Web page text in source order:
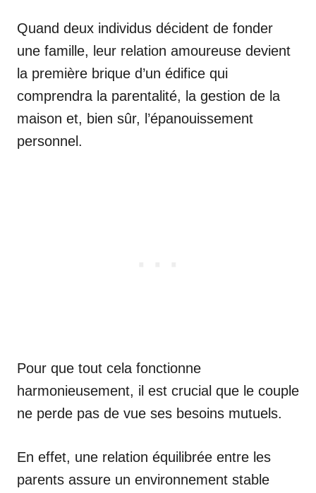
Quand deux individus décident de fonder
une famille, leur relation amoureuse devient
la première brique d’un édifice qui
comprendra la parentalité, la gestion de la
maison et, bien sûr, l’épanouissement
personnel.
Pour que tout cela fonctionne
harmonieusement, il est crucial que le couple
ne perde pas de vue ses besoins mutuels.
En effet, une relation équilibrée entre les
parents assure un environnement stable